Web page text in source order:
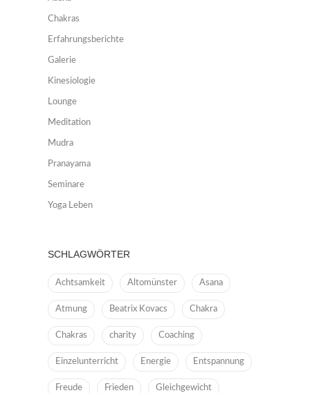
Chakras
Erfahrungsberichte
Galerie
Kinesiologie
Lounge
Meditation
Mudra
Pranayama
Seminare
Yoga Leben
SCHLAGWÖRTER
Achtsamkeit Altomünster Asana
Atmung Beatrix Kovacs Chakra
Chakras charity Coaching
Einzelunterricht Energie Entspannung
Freude Frieden Gleichgewicht